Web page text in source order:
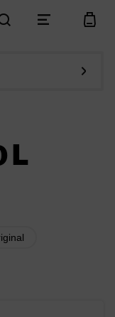
menu cart
arrow_right
L